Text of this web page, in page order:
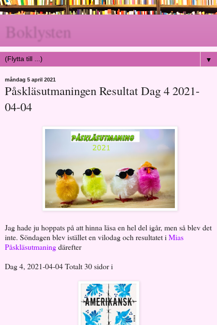
Boklysten
▼
måndag 5 april 2021
Påskläsutmaningen Resultat Dag 4 2021-
04-04
Jag hade ju hoppats på att hinna läsa en hel del igår, men så blev det
inte. Söndagen blev istället en vilodag och resultatet i Mias
Påskläsutmaningdärefter
Dag 4, 2021-04-04 Totalt 30 sidor i